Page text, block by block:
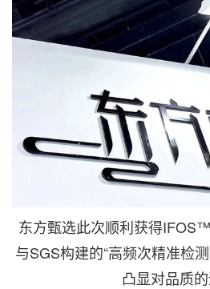
东方甄选此次顺利获得
与SGS构建的“高频次精准检
凸显对品质